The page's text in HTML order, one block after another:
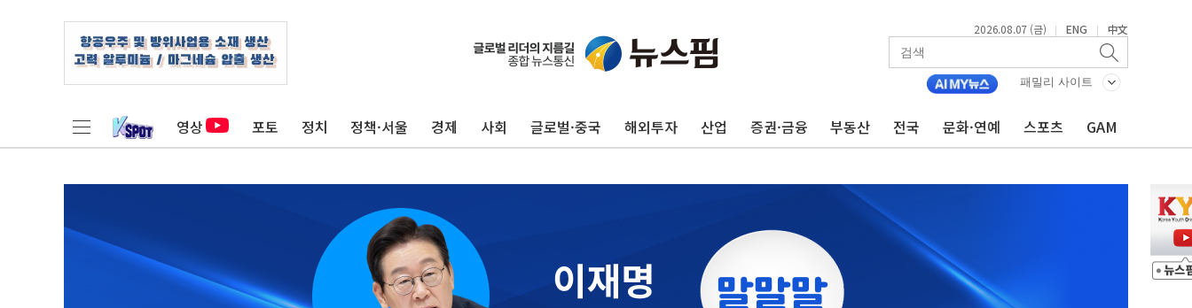
2026.08.07 (금) | ENG | 中文
패밀리 사이트
영상 포토 정치 정책·서울 경제 사회 글로벌·중국 해외투자 산업 증권·금융 부동산 전국 문화·연예 스포츠 GAM